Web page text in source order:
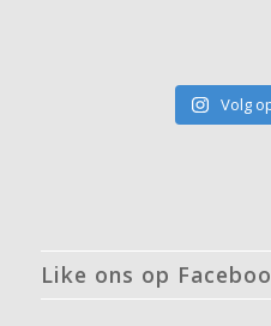
Volg
Like ons op